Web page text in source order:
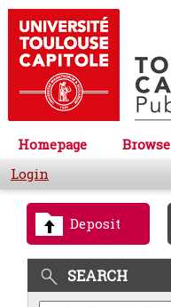
Homepage Browse
Login
Deposit
SEARCH